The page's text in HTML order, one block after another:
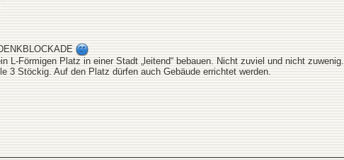
L-Förmigen Platz in einer Stadt „leitend“ bebauen. Nicht zuviel und nicht zuwenig.
3 Stöckig. Auf den Platz dürfen auch Gebäude errichtet werden.